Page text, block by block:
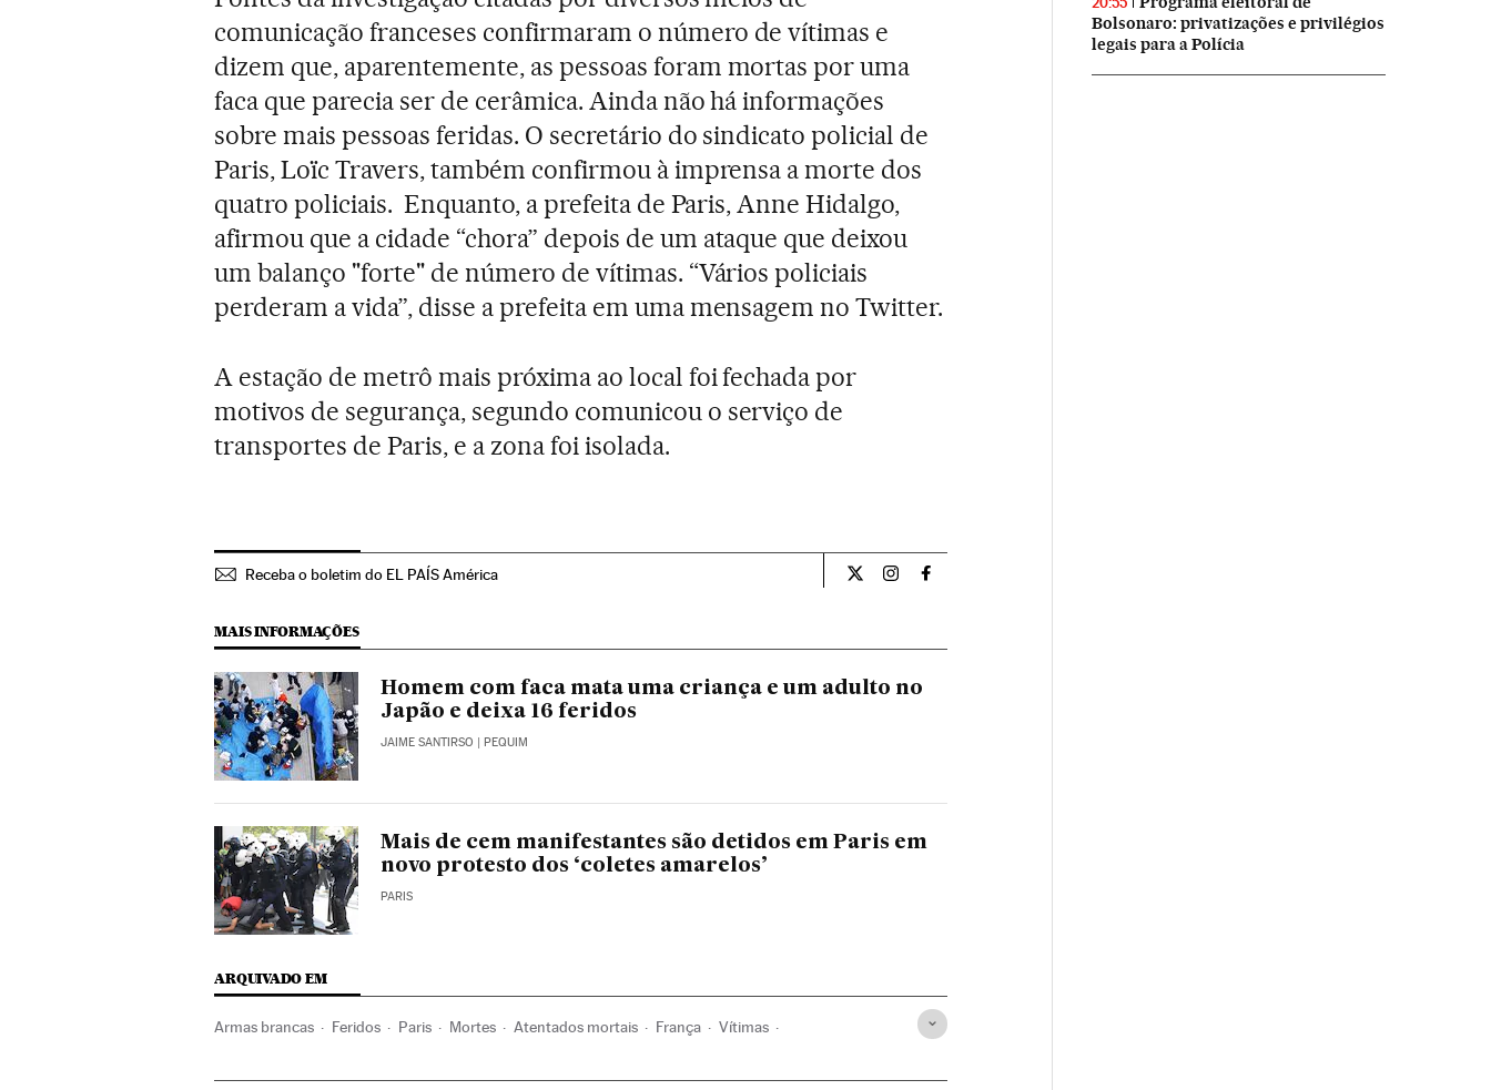
comunicação franceses confirmaram o número de vítimas e
dizem que, aparentemente, as pessoas foram mortas por uma
faca que parecia ser de cerâmica. Ainda não há informações
sobre mais pessoas feridas. O secretário do sindicato policial de
Paris, Loïc Travers, também confirmou à imprensa a morte dos
quatro policiais. Enquanto, a prefeita de Paris, Anne Hidalgo,
afirmou que a cidade “chora” depois de um ataque que deixou
um balanço "forte" de número de vítimas. “Vários policiais
perderam a vida”, disse a prefeita em uma mensagem no Twitter.
A estação de metrô mais próxima ao local foi fechada por
motivos de segurança, segundo comunicou o serviço de
transportes de Paris, e a zona foi isolada.
Receba o boletim do EL PAÍS América Internacional El País Brasil en Twitter
Internacional El País Brasil en Instagram
Internacional El País Brasil en Facebook
MAIS INFORMAÇÕES
Homem com faca mata uma criança e um adulto no
Japão e deixa 16 feridos
JAIME SANTIRSO | PEQUIM
Mais de cem manifestantes são detidos em Paris em
novo protesto dos ‘coletes amarelos’
PARIS
ARQUIVADO EM
Armas brancas Feridos Paris Mortes Atentados mortais França Vítimas
Bolsonaro: privatizações e privilégios
legais para a Polícia